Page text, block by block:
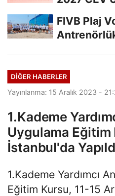
FIVB Plaj
DIĞER HABERLER
Yayınlanma: 15 Aralık 2023 -
1.Kademe
Uygulama Eğitim
İstanbul'da
1.Kademe Yardımcı
Eğitim Kursu, 11-15